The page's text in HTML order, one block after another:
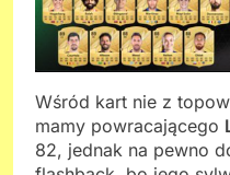
Wśród kart nie z
mamy powracającego
82, jednak na pewno